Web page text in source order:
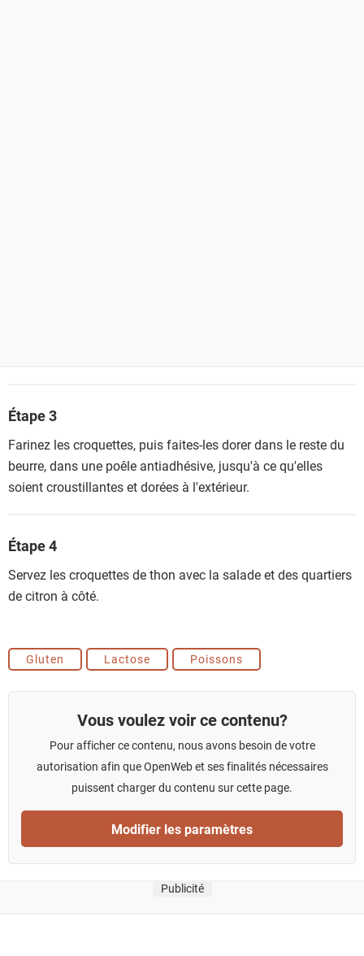
Étape 3
Farinez les croquettes, puis faites-les dorer dans le reste du
beurre, dans une poêle antiadhésive, jusqu'à ce qu'elles
soient croustillantes et dorées à l'extérieur.
Étape 4
Servez les croquettes de thon avec la salade et des quartiers
de citron à côté.
Gluten Lactose Poissons
Vous voulez voir ce contenu?
Pour afficher ce contenu, nous avons besoin de votre
autorisation afin que OpenWeb et ses finalités nécessaires
puissent charger du contenu sur cette page.
Modifier les paramètres
Publicité